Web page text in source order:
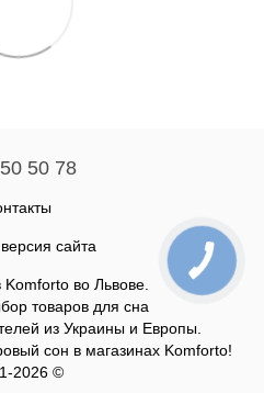
50 78
сайта
во Львове.
товаров для сна
из Украины и Европы.
сон в магазинах Komforto!
2026 ©